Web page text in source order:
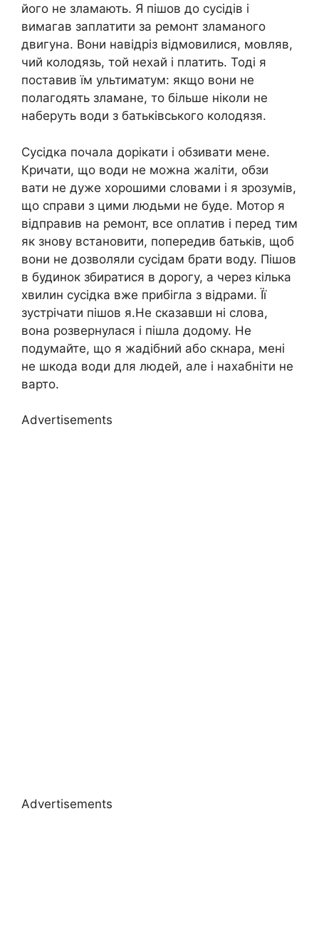
його не зламають. Я пішов до сусідів і
вимагав заплатити за ремонт зламаного
двигуна. Вони навідріз відмовилися, мовляв,
чий колодязь, той нехай і платить. Тоді я
поставив їм ультиматум: якщо вони не
полагодять зламане, то більше ніколи не
наберуть води з батьківського колодязя.
Сусідка почала дорікати і обзивати мене.
Кричати, що води не можна жаліти, обзи
вати не дуже хорошими словами і я зрозумів,
що справи з цими людьми не буде. Мотор я
відправив на ремонт, все оплатив і перед тим
як знову встановити, попередив батьків, щоб
вони не дозволяли сусідам брати воду. Пішов
в будинок збиратися в дорогу, а через кілька
хвилин сусідка вже прибігла з відрами. Її
зустрічати пішов я.Не сказавши ні слова,
вона розвернулася і пішла додому. Не
подумайте, що я жадібний або скнара, мені
не шкода води для людей, але і нахабніти не
варто.
Advertisements
Advertisements